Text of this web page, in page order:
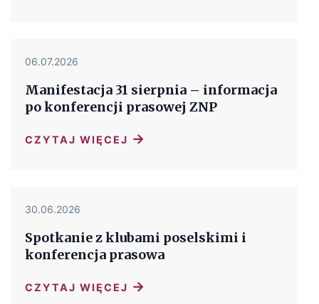
06.07.2026
Manifestacja 31 sierpnia – informacja
po konferencji prasowej ZNP
CZYTAJ WIĘCEJ →
30.06.2026
Spotkanie z klubami poselskimi i
konferencja prasowa
CZYTAJ WIĘCEJ →